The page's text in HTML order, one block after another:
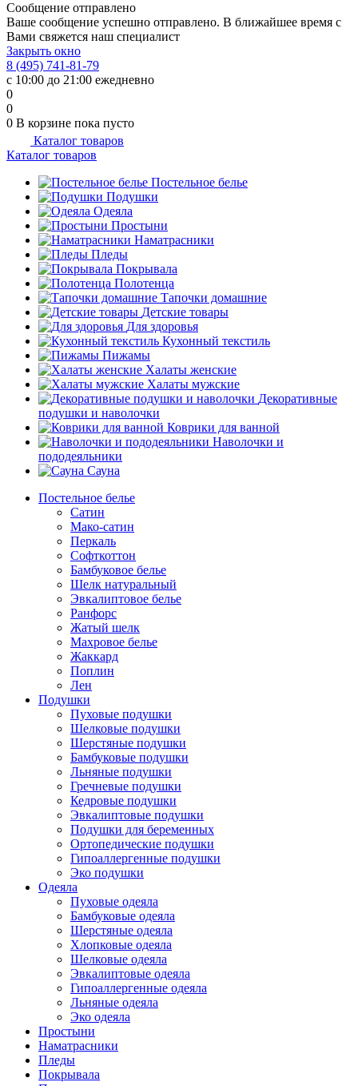
Сообщение отправлено
Ваше сообщение успешно отправлено. В ближайшее время с
Вами свяжется наш специалист
Закрыть окно
8 (495) 741-81-79
с 10:00 до 21:00 ежедневно
0
0
0 В корзине пока пусто
Каталог товаров
Каталог товаров
Постельное белье
Подушки
Одеяла
Простыни
Наматрасники
Пледы
Покрывала
Полотенца
Тапочки домашние
Детские товары
Для здоровья
Кухонный текстиль
Пижамы
Халаты женские
Халаты мужские
Декоративные
подушки и наволочки
Коврики для ванной
Наволочки и
пододеяльники
Сауна
Постельное белье
Сатин
Мако-сатин
Перкаль
Софткоттон
Бамбуковое белье
Шелк натуральный
Эвкалиптовое белье
Ранфорс
Жатый шелк
Махровое белье
Жаккард
Поплин
Лен
Подушки
Пуховые подушки
Шелковые подушки
Шерстяные подушки
Бамбуковые подушки
Льняные подушки
Гречневые подушки
Кедровые подушки
Эвкалиптовые подушки
Подушки для беременных
Ортопедические подушки
Гипоаллергенные подушки
Эко подушки
Одеяла
Пуховые одеяла
Бамбуковые одеяла
Шерстяные одеяла
Хлопковые одеяла
Шелковые одеяла
Эвкалиптовые одеяла
Гипоаллергенные одеяла
Льняные одеяла
Эко одеяла
Простыни
Наматрасники
Пледы
Покрывала